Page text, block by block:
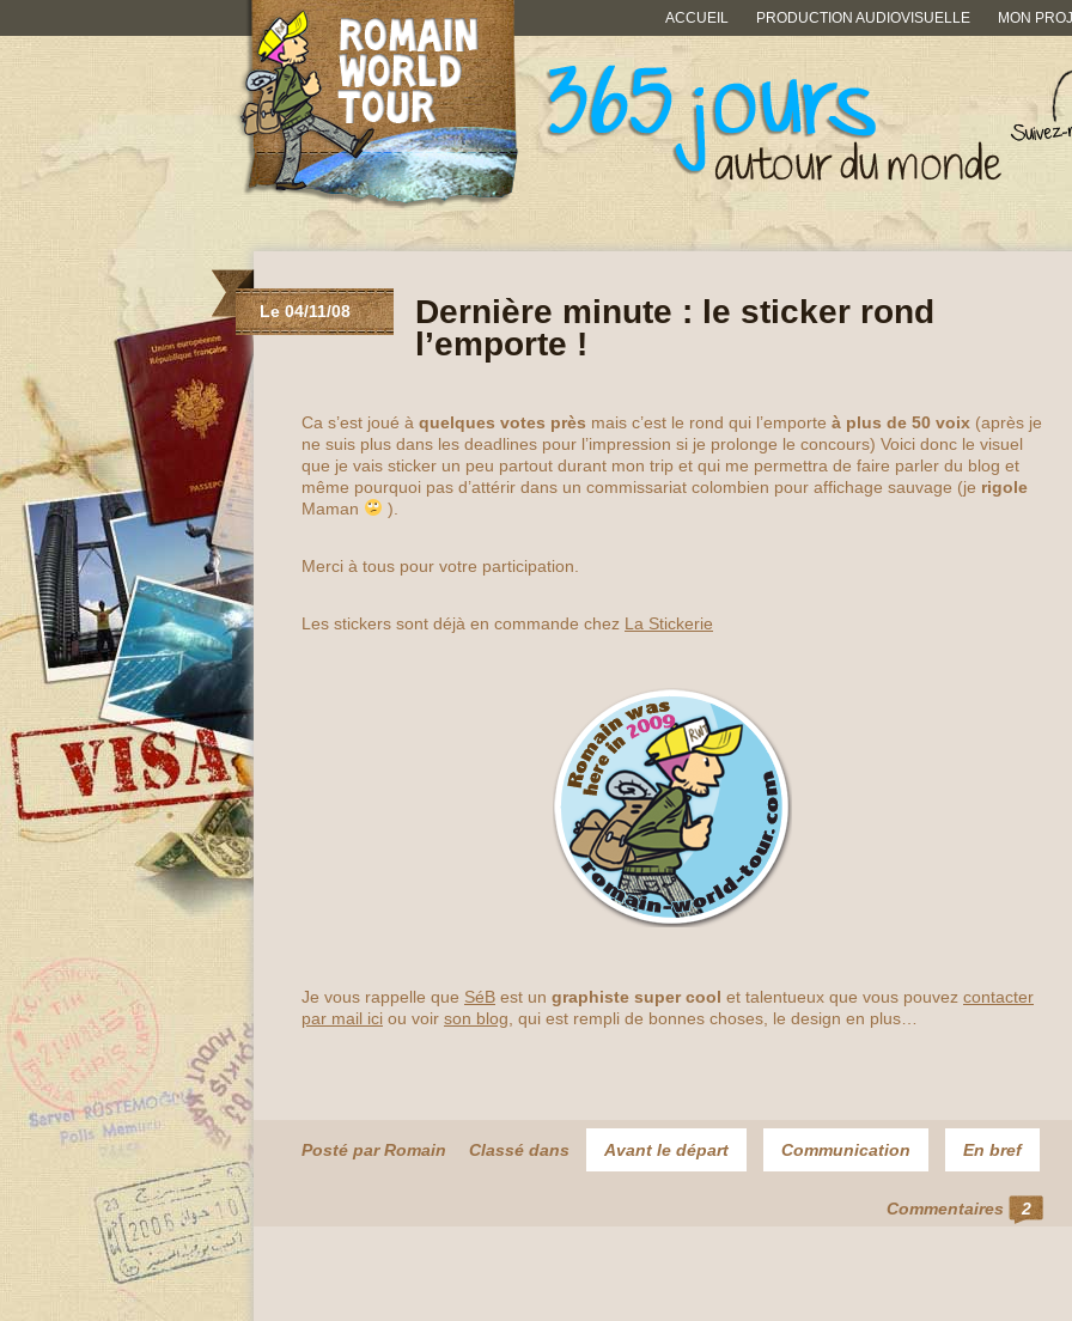
ACCUEIL PRODUCTION AUDIOVISUELLE MON
Le 04/11/08
Dernière minute : le sticker rond
l’emporte !
Ca s’est joué à quelques votes près mais c’est le rond qui l’emporte à plus de 50 voix (après je
ne suis plus dans les deadlines pour l’impression si je prolonge le concours) Voici donc le visuel
que je vais sticker un peu partout durant mon trip et qui me permettra de faire parler du blog et
même pourquoi pas d’attérir dans un commissariat colombien pour affichage sauvage (je rigole
Maman
).
Merci à tous pour votre participation.
Les stickers sont déjà en commande chez La Stickerie
Je vous rappelle que SéB est un graphiste super cool et talentueux que vous pouvez contacter
par mail ici ou voir son blog , qui est rempli de bonnes choses, le design en plus…
Posté par Romain Classé dans Avant le départ Communication En bref
Commentaires 2